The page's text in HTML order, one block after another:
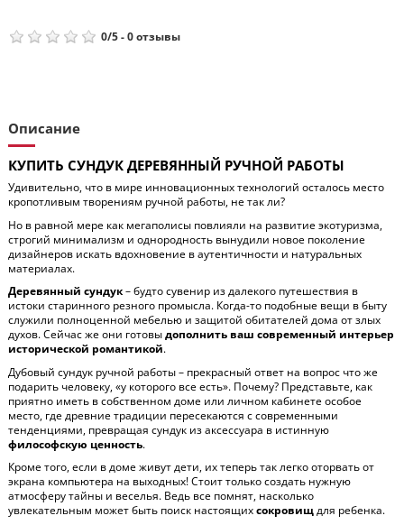
0/5-0отзывы
Описание
КУПИТЬ СУНДУК ДЕРЕВЯННЫЙ РУЧНОЙ РАБОТЫ
Удивительно, что в мире инновационных технологий осталось место
кропотливым творениям ручной работы, не так ли?
Но в равной мере как мегаполисы повлияли на развитие экотуризма,
строгий минимализм и однородность вынудили новое поколение
дизайнеров искать вдохновение в аутентичности и натуральных
материалах.
Деревянный сундук– будто сувенир из далекого путешествия в
истоки старинного резного промысла. Когда-то подобные вещи в быту
служили полноценной мебелью и защитой обитателей дома от злых
духов. Сейчас же они готовыдополнить ваш современный интерьер
исторической романтикой.
Дубовый сундук ручной работы – прекрасный ответ на вопрос что же
подарить человеку, «у которого все есть». Почему? Представьте, как
приятно иметь в собственном доме или личном кабинете особое
место, где древние традиции пересекаются с современными
тенденциями, превращая сундук из аксессуара в истинную
философскую ценность.
Кроме того, если в доме живут дети, их теперь так легко оторвать от
экрана компьютера на выходных! Стоит только создать нужную
атмосферу тайны и веселья. Ведь все помнят, насколько
увлекательным может быть поиск настоящихсокровищдля ребенка.